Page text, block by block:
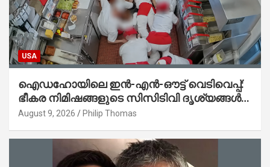
USA
ഐഡഹോയിലെ ഇൻ-എൻ-ഔട്ട് വെടിവെപ്പ്:
ഭീകര നിമിഷങ്ങളുടെ സിസിടിവി ദൃശ്യങ്ങൾ
പുറത്ത്; ആക്രമണത്തിന് പിന്നിലെ കാരണം
August 9, 2026 Philip Thomas